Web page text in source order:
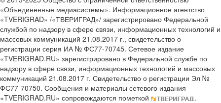
«Объединенные медиасистемы». Информационное агентство
«TVERIGRAD» /«ТВЕРИГРАД»/ зарегистрировано Федеральной
службой по надзору в сфере связи, информационных технологий и
массовых коммуникаций 21.08.2017 г., свидетельство о
регистрации серия ИА № ФС77-70745. Сетевое издание
«TVERIGRAD.RU» зарегистрировано в Федеральной службе по
надзору в сфере связи, информационных технологий и массовых
коммуникаций 21.08.2017 г. Свидетельство о регистрации Эл №
ФС77-70750. Сообщения и материалы сетевого издания
«TVERIGRAD.RU» сопровождаются пометкой
.